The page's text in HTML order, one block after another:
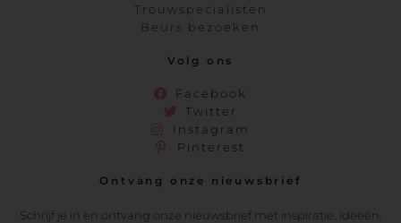
Trouwspecialisten
Beurs bezoeken
Volg ons
Facebook
Twitter
Instagram
Pinterest
Ontvang onze nieuwsbrief
Schrijf je in en ontvang onze nieuwsbrief met inspiratie, ideeën,